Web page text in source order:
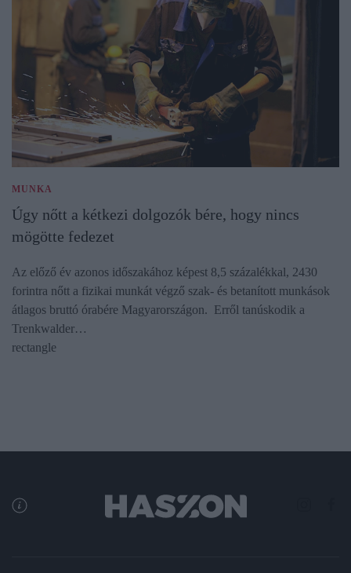
MUNKA
Úgy nőtt a kétkezi dolgozók bére, hogy nincs
mögötte fedezet
Az előző év azonos időszakához képest 8,5 százalékkal, 2430
forintra nőtt a fizikai munkát végző szak- és betanított munkások
átlagos bruttó órabére Magyarországon. Erről tanúskodik a
Trenkwalder…
rectangle